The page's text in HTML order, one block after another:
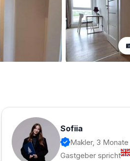
Sofiia
Makler, 3
Gastgeber spricht